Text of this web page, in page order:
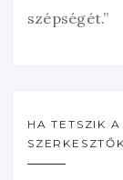
szépségét.”
HA TETSZIK